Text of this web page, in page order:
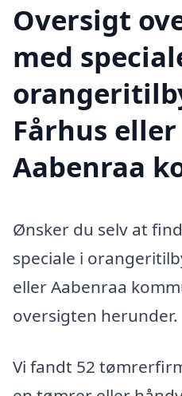
Oversigt
med
Fårhus
Aabenraa
Ønsker du selv at
speciale i
eller Aabenraa
oversigten herunder.
Vi fandt 52